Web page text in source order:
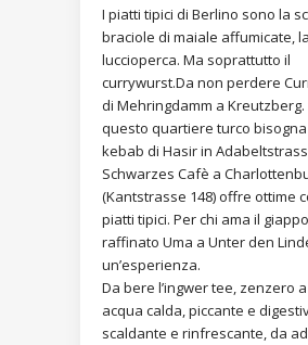
I piatti tipici di Berlino sono la
braciole di maiale affumicate,
luccioperca. Ma soprattutto il
currywurst.Da non perdere
di Mehringdamm a Kreutzberg.
questo quartiere turco
kebab di Hasir in
Schwarzes Cafè a
(Kantstrasse 148) offre ottime
piatti tipici. Per chi ama il
raffinato Uma a Unter den
un’esperienza.
Da bere l’ingwer tee, zenzero
acqua calda, piccante e
scaldante e rinfrescante, da